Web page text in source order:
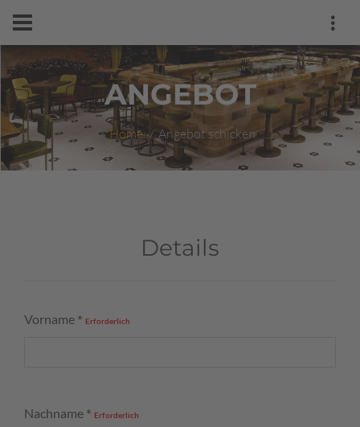
ANGEBOT
Home Angebot schicken
Details
Vorname * Erforderlich
Nachname * Erforderlich